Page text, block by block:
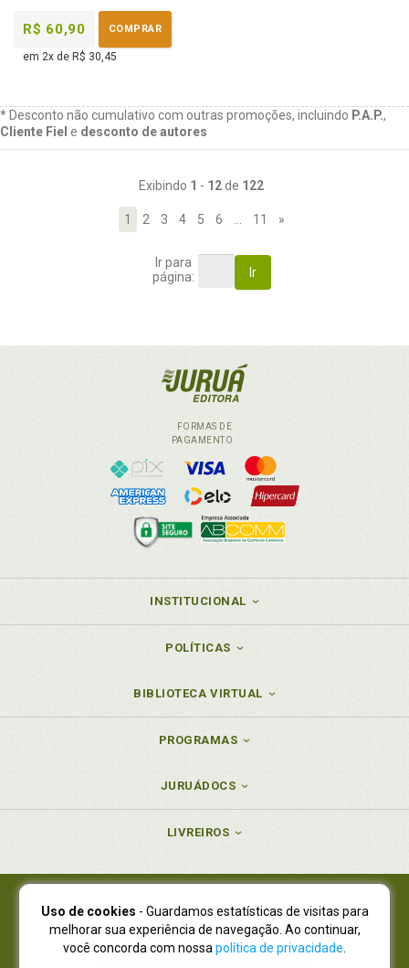
R$ 60,90 COMPRAR
em 2x de R$ 30,45
* Desconto não cumulativo com outras promoções, incluindo P.A.P.,
Cliente Fiel e desconto de autores
Exibindo 1 - 12de 122
1 2 3 4 5 6 11 »
Ir para
página:
Ir
FORMAS DE
PAGAMENTO
INSTITUCIONAL
POLÍTICAS
BIBLIOTECA VIRTUAL
PROGRAMAS
JURUÁDOCS
LIVREIROS
Juruá Editora Ltda., CNPJ 77.535.508/0001-19
Juruá Informática Ltda., CNPJ 01.701.561/0001-80
NOVO ENDEREÇO:R. Flávio Dallegrave, 7665, São Lourenço |
Uso de cookies - Guardamos estatísticas de visitas para
melhorar sua experiência de navegação. Ao continuar,
você concorda com nossa política de privacidade